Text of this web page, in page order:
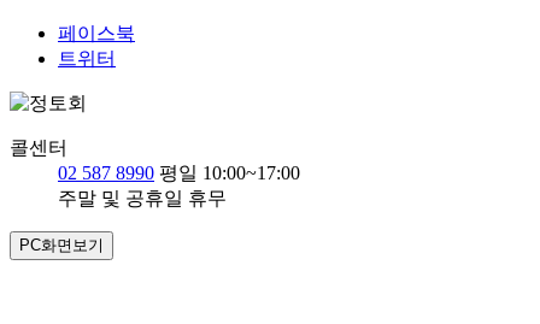
페이스북
트위터
콜센터
02 587 8990 평일 10:00~17:00
주말 및 공휴일 휴무
PC화면보기